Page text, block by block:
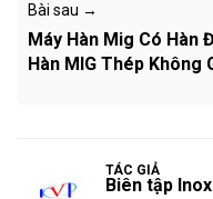
Bài sau →
Máy Hàn Mig Có Hàn
Hàn MIG Thép Không
TÁC GIẢ
Biên tập